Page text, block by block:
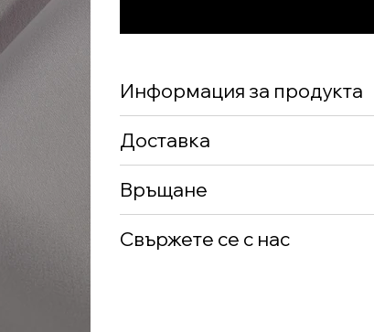
Информация за продукта
Доставка
Връщане
Свържете се с нас